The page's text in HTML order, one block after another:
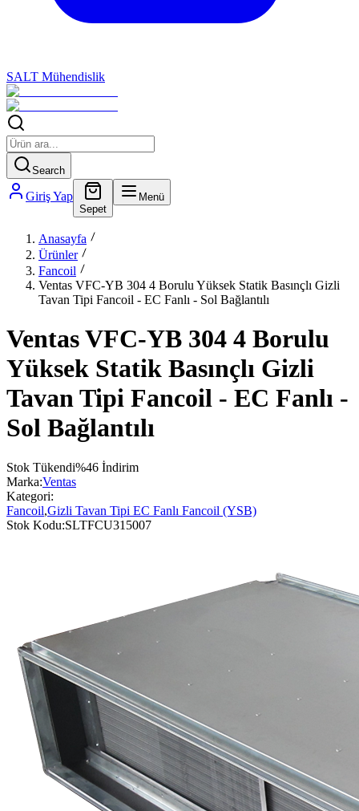
SALT Mühendislik
Search
Giriş Yap
Sepet
Menü
Anasayfa
Ürünler
Fancoil
Ventas VFC-YB 304 4 Borulu Yüksek Statik Basınçlı Gizli
Tavan Tipi Fancoil - EC Fanlı - Sol Bağlantılı
Ventas VFC-YB 304 4 Borulu
Yüksek Statik Basınçlı Gizli
Tavan Tipi Fancoil - EC Fanlı -
Sol Bağlantılı
Stok Tükendi%46 İndirim
Marka:Ventas
Kategori:
Fancoil,Gizli Tavan Tipi EC Fanlı Fancoil (YSB)
Stok Kodu:SLTFCU315007